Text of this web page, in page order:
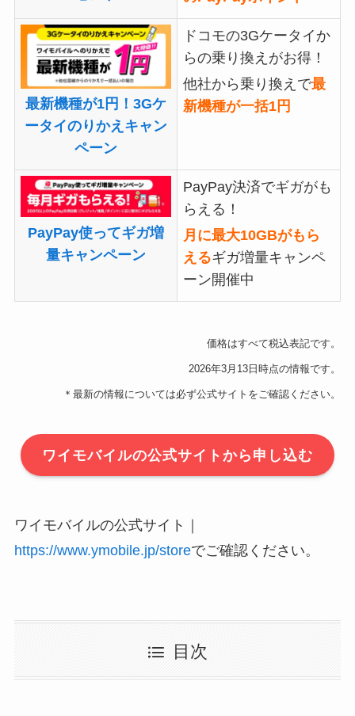
最新機種が1円！3Gケ
ータイのりかえキャン
ペーン
ドコモの3Gケータイか
らの乗り換えがお得！
他社から乗り換えで最
新機種が一括1円
PayPay使ってギガ増
量キャンペーン
PayPay決済でギガがも
らえる！
月に最大10GBがもら
えるギガ増量キャンペ
ーン開催中
価格はすべて税込表記です。
2026年3月13日時点の情報です。
＊最新の情報については必ず公式サイトをご確認ください。
ワイモバイルの公式サイトから申し込む
ワイモバイルの公式サイト｜
https://www.ymobile.jp/storeでご確認ください。
目次